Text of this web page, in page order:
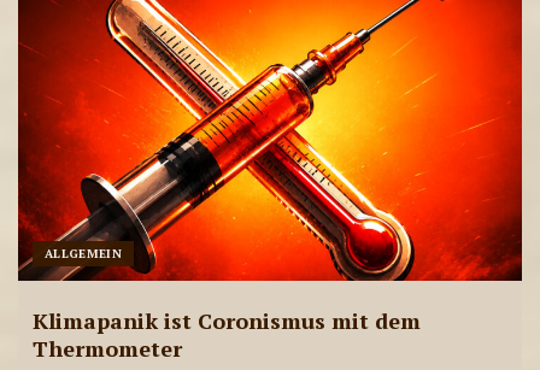
4
ae-radiostation Live-
Sendungen am 03.08.2026
5
ae-radiostation Live-
ALLGEMEIN
Klimapanik ist Coronismus mit dem
Thermometer